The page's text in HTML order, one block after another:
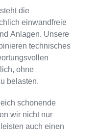
die
einwandfreie
Anlagen. Unsere
technisches
ohne
belasten.
schonende
wir nicht nur
auch einen